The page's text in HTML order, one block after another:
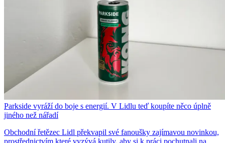
Parkside vyráží do boje s energií. V Lidlu teď koupíte něco úplně
jiného než nářadí
Obchodní řetězec Lidl překvapil své fanoušky zajímavou novinkou,